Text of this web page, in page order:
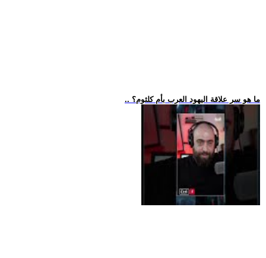
.. ما هو سر علاقة اليهود العرب بأم كلثوم؟